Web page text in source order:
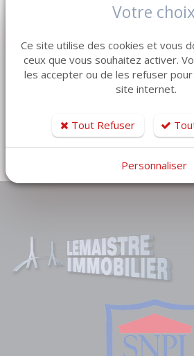
AFFICHER LES CARACTÉRISTIQUES
Surface terrain
NOUS
Votre
Ce site utilise des cookies et vous
ceux que vous souhaitez activer.
les accepter ou de les refuser
site internet.
Tout Refuser
Personnaliser